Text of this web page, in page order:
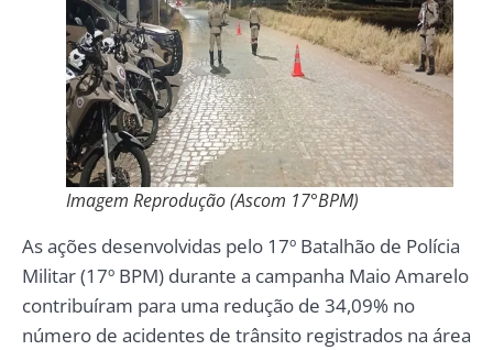
Imagem Reprodução (Ascom 17°BPM)
As ações desenvolvidas pelo 17º Batalhão de Polícia
Militar (17º BPM) durante a campanha Maio Amarelo
contribuíram para uma redução de 34,09% no
número de acidentes de trânsito registrados na área